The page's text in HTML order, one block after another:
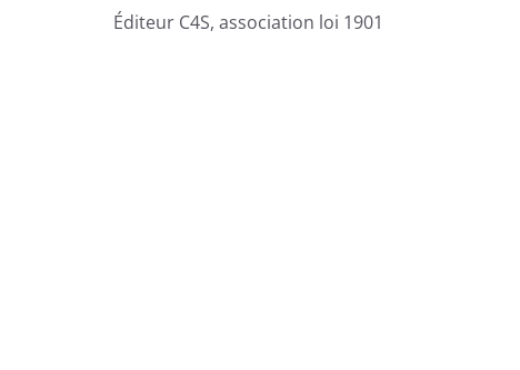
Éditeur C4S, association loi 1901